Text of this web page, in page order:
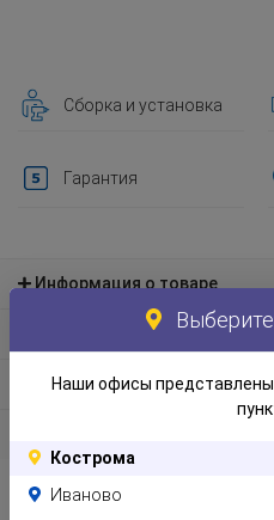
Сборка и установка
Гарантия
Информация о товаре
Материал и экологическая
Информация по упаковке
Наши офисы
Кострома
Иваново